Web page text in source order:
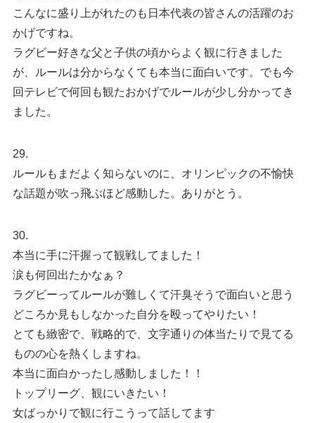
こんなに盛り上がれたのも日本代表の皆さんの活躍のお
かげですね。
ラグビー好きな父と子供の頃からよく観に行きました
が、ルールは分からなくても本当に面白いです。でも今
回テレビで何回も観たおかげでルールが少し分かってき
ました。
29.
ルールもまだよく知らないのに、オリンピックの不愉快
な話題が吹っ飛ぶほど感動した。ありがとう。
30.
本当に手に汗握って観戦してました！
涙も何回出たかなぁ？
ラグビーってルールが難しくて汗臭そうで面白いと思う
どころか見もしなかった自分を殴ってやりたい！
とても緻密で、戦略的で、文字通りの体当たりで見てる
ものの心を熱くしますね。
本当に面白かったし感動しました！！
トップリーグ、観にいきたい！
女ばっかりで観に行こうって話してます